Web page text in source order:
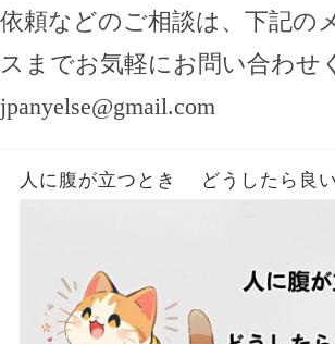
依頼などのご相談は、下記の
スまでお気軽にお問い合わせ
jpanyelse@gmail.com
人に腹が立つとき どうしたら良